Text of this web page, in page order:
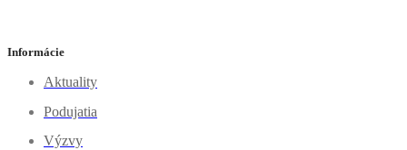
Informácie
Aktuality
Podujatia
Výzvy